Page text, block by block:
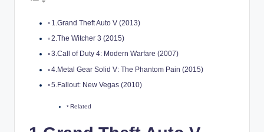
1.Grand Theft Auto V (2013)
2.The Witcher 3 (2015)
3.Call of Duty 4: Modern Warfare (2007)
4.Metal Gear Solid V: The Phantom Pain (2015)
5.Fallout: New Vegas (2010)
Related